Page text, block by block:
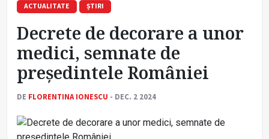
sănătate
Demersuri pentru acces transfrontalier la date
Contractul cadru ar putea fi modificat
Comercializarea unor medicamente, blocată
temporar
ACTUALITATE ȘTIRI
Decrete de decorare a unor
medici, semnate de
președintele României
DE FLORENTINA IONESCU - DEC. 2 2024